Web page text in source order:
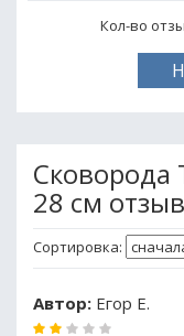
Кол-во
Сковорода
28 см
Сортировка:
Автор: Егор Е.